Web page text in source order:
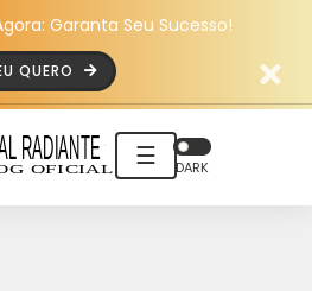
Garanta Seu Sucesso!
QUERO
☰ DARK